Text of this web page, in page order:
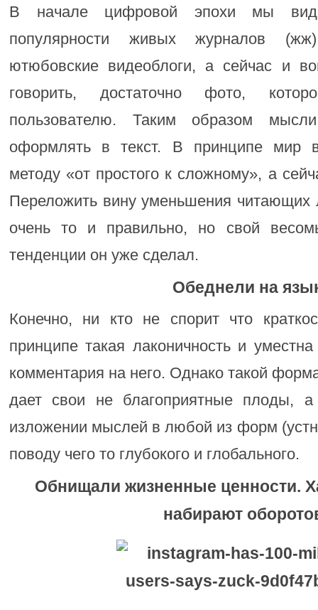
В начале цифровой эпохи мы
популярности живых журналов
ютюбовские видеоблоги, а сейчас и
говорить, достаточно фото,
пользователю. Таким образом
оформлять в текст. В принципе мир
методу «от простого к сложному», а
Переложить вину уменьшения
очень то и правильно, но свой
тенденции он уже сделал.
Обеднели на
Конечно, ни кто не спорит что
принципе такая лаконичность и
комментария на него. Однако такой
дает свои не благоприятные плоды,
изложении мыслей в любой из форм
поводу чего то глубокого и глобального.
Обнищали жизненные ценности.
набирают